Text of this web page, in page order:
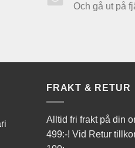
Och gå ut på
FRAKT & RETUR
Alltid fri frakt på din
499:-! Vid Retur